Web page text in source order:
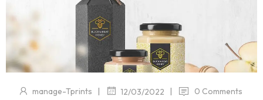
manage-Tprints | 12/03/2022 | 0 Comments